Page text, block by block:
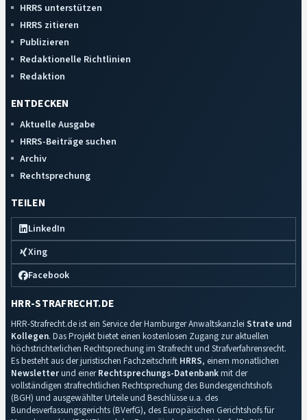
HRRS unterstützen
HRRS zitieren
Publizieren
Redaktionelle Richtlinien
Redaktion
ENTDECKEN
Aktuelle Ausgabe
HRRS-Beiträge suchen
Archiv
Rechtsprechung
TEILEN
LinkedIn
Xing
Facebook
HRR-STRAFRECHT.DE
HRR-Strafrecht.de ist ein Service der Hamburger Anwaltskanzlei Strate und
Kollegen. Das Projekt bietet einen kostenlosen Zugang zur aktuellen
höchstrichterlichen Rechtsprechung im Strafrecht und Strafverfahrensrecht.
Es besteht aus der juristischen Fachzeitschrift HRRS, einem monatlichen
Newsletterund einerRechtsprechungs-Datenbankmit der
vollständigen strafrechtlichen Rechtsprechung des Bundesgerichtshofs
(BGH) und ausgewählter Urteile und Beschlüsse u.a. des
Bundesverfassungsgerichts (BVerfG), des Europäischen Gerichtshofs für